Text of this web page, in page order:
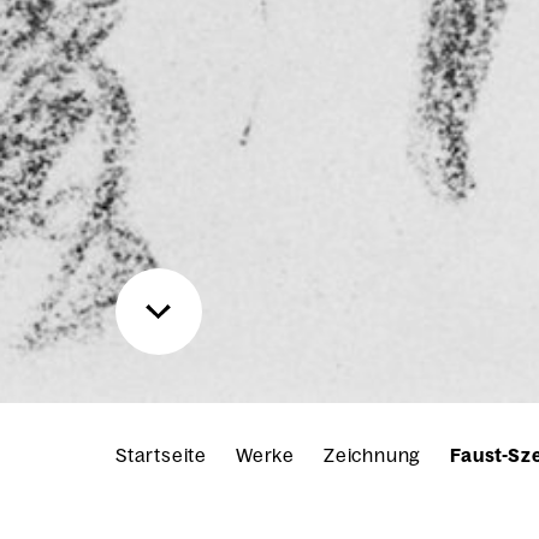
Startseite Werke Zeichnung Faust-